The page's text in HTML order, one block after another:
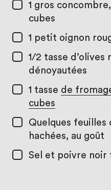
1 gros
cubes
1 petit oignon
1/2 tasse d’olives
dénoyautées
1 tasse de
cubes
Quelques feuilles
hachées, au goût
Sel et poivre noir